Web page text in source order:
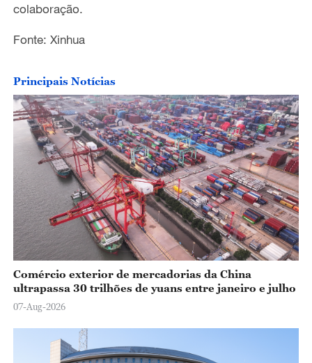
colaboração.
Fonte: Xinhua
Principais Notícias
Comércio exterior de mercadorias da China
ultrapassa 30 trilhões de yuans entre janeiro e julho
07-Aug-2026